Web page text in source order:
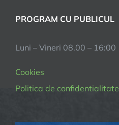
PROGRAM CU PUBLICUL
Luni – Vineri 08.00 – 16:00
Cookies
Politica de confidentialitate